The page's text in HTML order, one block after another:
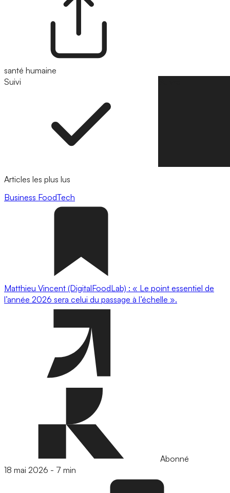
santé humaine
Suivi
Articles les plus lus
Business FoodTech
Matthieu Vincent (DigitalFoodLab) : « Le point essentiel de
l’année 2026 sera celui du passage à l’échelle ».
Abonné
18 mai 2026 - 7 min